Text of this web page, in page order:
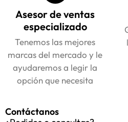
Asesor de ventas
especializado
Tenemos las mejores
marcas del mercado y le
ayudaremos a legir la
opción que necesita
Contáctanos